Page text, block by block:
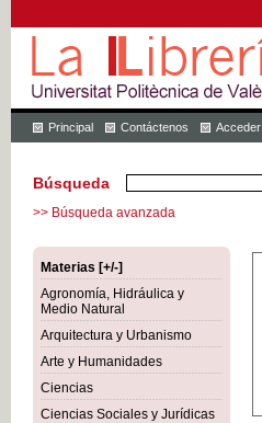
Principal Contáctenos Acceder
Búsqueda
>> Búsqueda avanzada
Materias [+/-]
Agronomía, Hidráulica y
Medio Natural
Arquitectura y Urbanismo
Arte y Humanidades
Ciencias
Ciencias Sociales y Jurídicas